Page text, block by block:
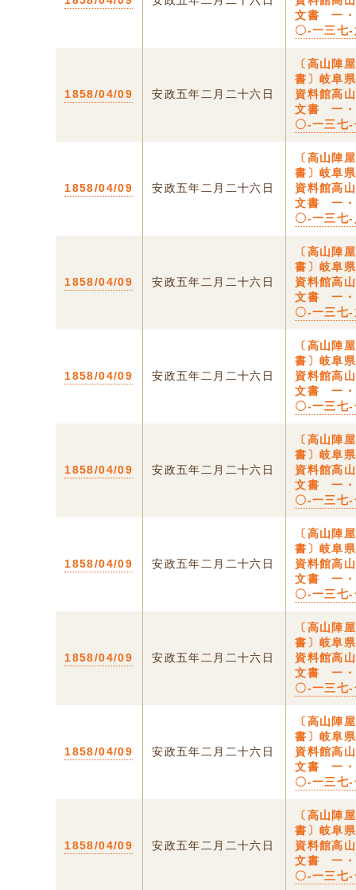
文書 一
〇-一三七-
1858/04/09 安政五年二月二十六日
〔高山陣
書〕岐阜
資料館高
文書 一
〇-一三七-
1858/04/09 安政五年二月二十六日
〔高山陣
書〕岐阜
資料館高
文書 一
〇-一三七-
1858/04/09 安政五年二月二十六日
〔高山陣
書〕岐阜
資料館高
文書 一
〇-一三七-
1858/04/09 安政五年二月二十六日
〔高山陣
書〕岐阜
資料館高
文書 一
〇-一三七
1858/04/09 安政五年二月二十六日
〔高山陣
書〕岐阜
資料館高
文書 一
〇-一三七
1858/04/09 安政五年二月二十六日
〔高山陣
書〕岐阜
資料館高
文書 一
〇-一三七
1858/04/09 安政五年二月二十六日
〔高山陣
書〕岐阜
資料館高
文書 一
〇-一三七
1858/04/09 安政五年二月二十六日
〔高山陣
書〕岐阜
資料館高
文書 一
〇-一三七
1858/04/09 安政五年二月二十六日
〔高山陣
書〕岐阜
資料館高
文書 一
〇-一三七